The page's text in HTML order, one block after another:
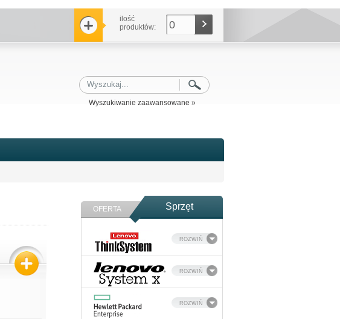
ilość
produktów:
0
Wyszukiwanie zaawansowane »
OFERTA Sprzęt
ROZWIŃ
ROZWIŃ
ROZWIŃ